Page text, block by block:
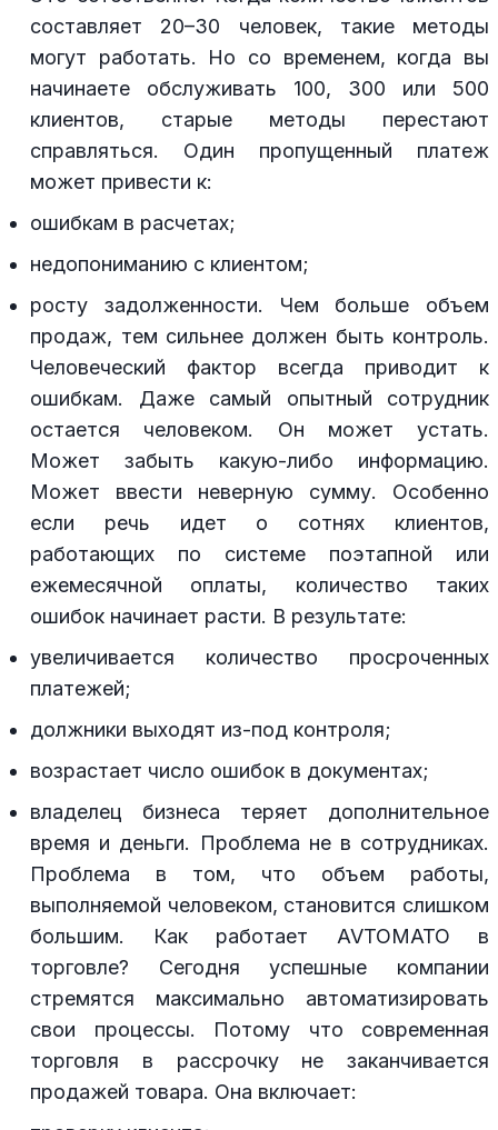
составляет 20–30 человек, такие методы
могут работать. Но со временем, когда вы
начинаете обслуживать 100, 300 или 500
клиентов, старые методы перестают
справляться. Один пропущенный платеж
может привести к:
ошибкам в расчетах;
недопониманию с клиентом;
росту задолженности. Чем больше объем
продаж, тем сильнее должен быть контроль.
Человеческий фактор всегда приводит к
ошибкам. Даже самый опытный сотрудник
остается человеком. Он может устать.
Может забыть какую-либо информацию.
Может ввести неверную сумму. Особенно
если речь идет о сотнях клиентов,
работающих по системе поэтапной или
ежемесячной оплаты, количество таких
ошибок начинает расти. В результате:
увеличивается количество просроченных
платежей;
должники выходят из-под контроля;
возрастает число ошибок в документах;
владелец бизнеса теряет дополнительное
время и деньги. Проблема не в сотрудниках.
Проблема в том, что объем работы,
выполняемой человеком, становится слишком
большим. Как работает AVTOMATO в
торговле? Сегодня успешные компании
стремятся максимально автоматизировать
свои процессы. Потому что современная
торговля в рассрочку не заканчивается
продажей товара. Она включает: